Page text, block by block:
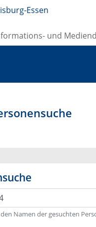
Essen
und
Namen der gesuchten